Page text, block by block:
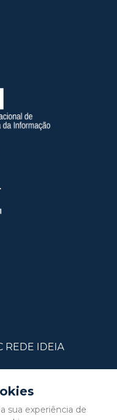
REDE IDEIA
sua experiência de